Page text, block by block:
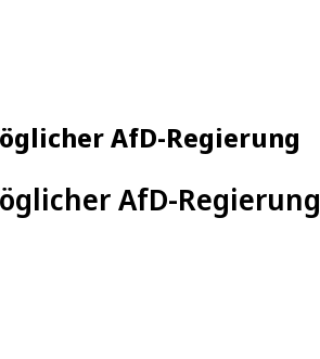
AfD-Regierung
AfD-Regierung